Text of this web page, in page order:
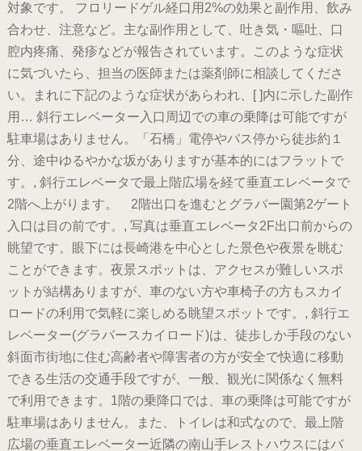
対象です。 フロリードゲル経口用2%の効果と副作用、飲み
合わせ、注意など。主な副作用として、吐き気・嘔吐、口
腔内疼痛、発疹などが報告されています。このような症状
に気づいたら、担当の医師または薬剤師に相談してくださ
い。まれに下記のような症状があらわれ、[ ]内に示した副作
用… 斜行エレベーター入口周辺での車の乗降は可能ですが
駐車場はありません。「石橋」電停やバス停から徒歩約１
分、途中ゆるやかな坂がありますが基本的にはフラットで
す。, 斜行エレベータで最上階広場を経て垂直エレベータで
2階へ上がります。 2階出口を進むとグラバー園第2ゲート
入口は目の前です。, 写真は垂直エレベータ2F出口前からの
眺望です。眼下には長崎港を中心とした景色や夜景を眺む
ことができます。夜景スポットは、アクセスが難しいスポ
ットが結構ありますが、車のない方や車椅子の方もスカイ
ロードの利用で気軽に楽しめる眺望スポットです。, 斜行エ
レベーター(グラバースカイロード)は、徒歩しか手段のない
斜面市街地に住む高齢者や障害者の方が安全で快適に移動
できる生活の交通手段ですが、一般、観光に関係なく無料
で利用できます。1階の乗降口では、車の乗降は可能ですが
駐車場はありません。また、トイレは和式なので、最上階
広場の垂直エレベーター近隣の南山手レストハウスにはバ